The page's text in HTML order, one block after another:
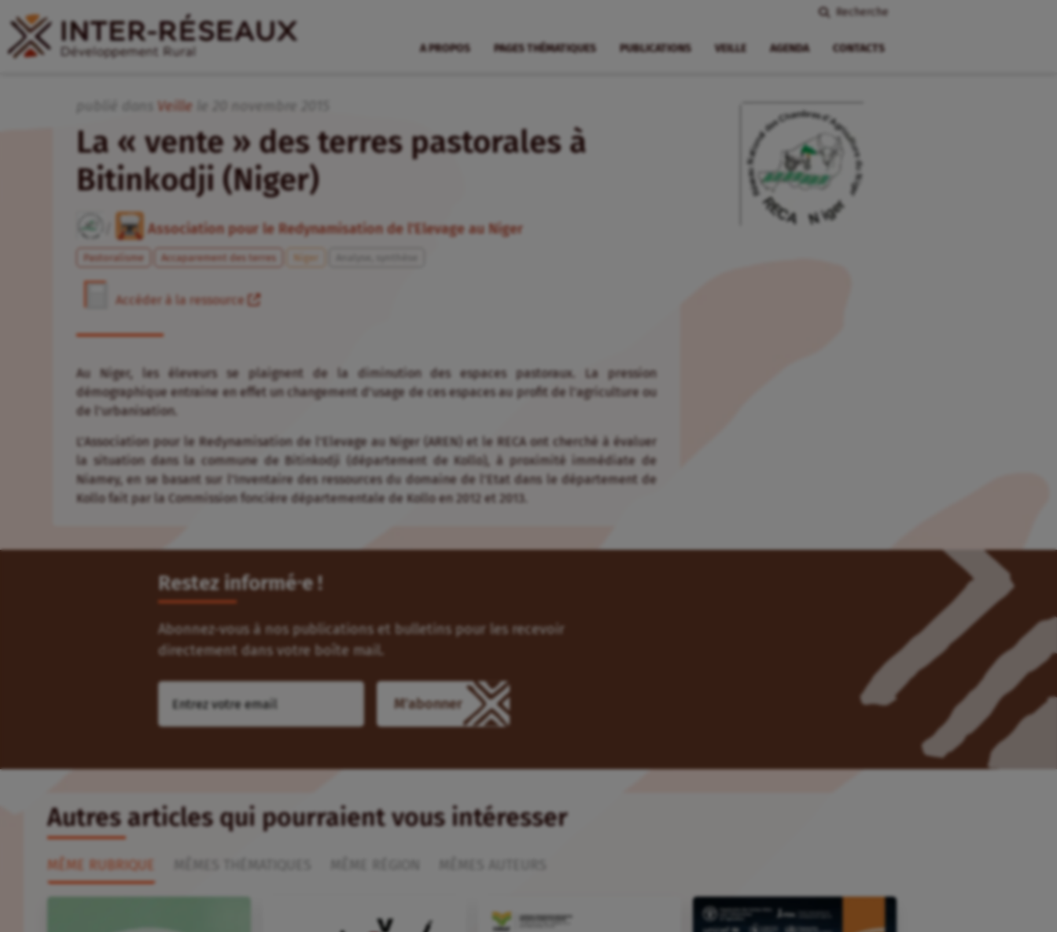
Recherche
A PROPOS PAGES THÉMATIQUES PUBLICATIONS VEILLE AGENDA CONTACTS
Veille
La « vente » des terres pastorales à
Bitinkodji (Niger)
Association pour le Redynamisation de l’Elevage au Niger
Pastoralisme Accaparement des terres Niger
Accéder à la ressource
Au Niger, les éleveurs se plaignent de la diminution des espaces pastoraux. La pression
démographique entraine en effet un changement d’usage de ces espaces au profit de l’agriculture ou
de l’urbanisation.
L’Association pour le Redynamisation de l’Elevage au Niger (AREN) et le RECA ont cherché à évaluer
la situation dans la commune de Bitinkodji (département de Kollo), à proximité immédiate de
Niamey, en se basant sur l’Inventaire des ressources du domaine de l’Etat dans le département de
Kollo fait par la Commission foncière départementale de Kollo en 2012 et 2013.
Restez informé⸱e !
Abonnez-vous à nos publications et bulletins pour les recevoir
directement dans votre boîte mail.
M'abonner
Autres articles qui pourraient vous intéresser
MÊME RUBRIQUE